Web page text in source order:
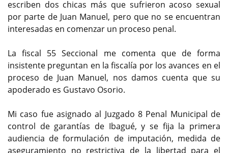
escriben dos chicas más que sufrieron acoso sexual
por parte de Juan Manuel, pero que no se encuentran
interesadas en comenzar un proceso penal.
La fiscal 55 Seccional me comenta que de forma
insistente preguntan en la fiscalía por los avances en el
proceso de Juan Manuel, nos damos cuenta que su
apoderado es Gustavo Osorio.
Mi caso fue asignado al Juzgado 8 Penal Municipal de
control de garantías de Ibagué, y se fija la primera
audiencia de formulación de imputación, medida de
aseguramiento no restrictiva de la libertad para el